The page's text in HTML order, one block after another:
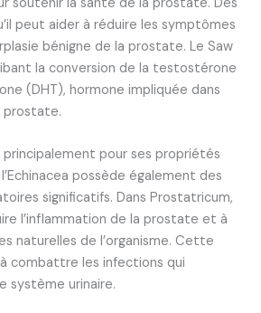
peut aider à réduire les symptômes
bénigne de la prostate. Le Saw
la conversion de la testostérone
(DHT), hormone impliquée dans
prostate.
principalement pour ses propriétés
possède également des
significatifs. Dans Prostatricum,
l’inflammation de la prostate et à
naturelles de l’organisme. Cette
combattre les infections qui
système urinaire.